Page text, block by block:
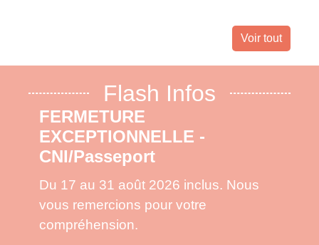
Voir tout
Flash Infos
FERMETURE
EXCEPTIONNELLE -
CNI/Passeport
Du 17 au 31 août 2026 inclus. Nous
vous remercions pour votre
compréhension.